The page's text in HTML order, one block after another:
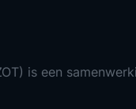
is een